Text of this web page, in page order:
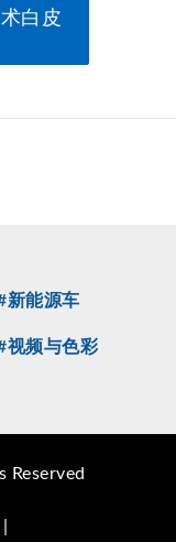
白皮
新能源车
视频与色彩
Reserved